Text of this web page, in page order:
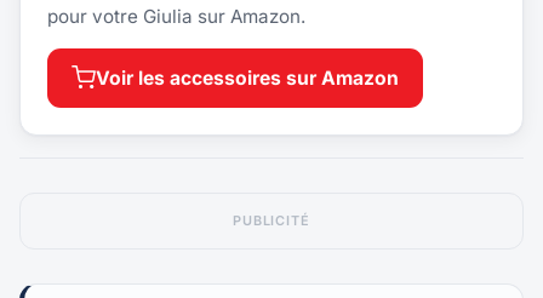
pour votre Giulia sur Amazon.
Voir les accessoires sur Amazon
PUBLICITÉ